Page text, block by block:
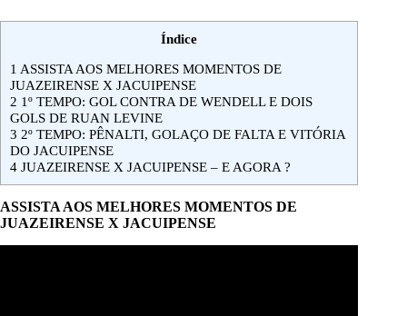
Índice
1 ASSISTA AOS MELHORES MOMENTOS DE
JUAZEIRENSE X JACUIPENSE
2 1º TEMPO: GOL CONTRA DE WENDELL E DOIS
GOLS DE RUAN LEVINE
3 2º TEMPO: PÊNALTI, GOLAÇO DE FALTA E VITÓRIA
DO JACUIPENSE
4 JUAZEIRENSE X JACUIPENSE – E AGORA ?
ASSISTA AOS MELHORES MOMENTOS DE
JUAZEIRENSE X JACUIPENSE